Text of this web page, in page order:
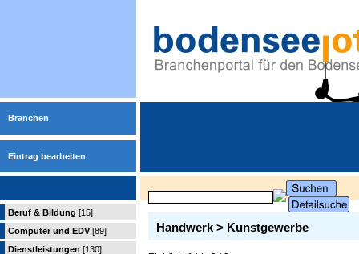
Branchen
Eintrag bearbeiten
Beruf & Bildung [15]
Computer und EDV [89]
Dienstleistungen [130]
Handwerk > Kunstgewerbe